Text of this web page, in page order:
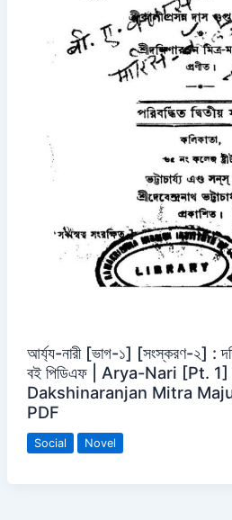
আর্য্য-নারী [ভাগ-১] [সংস্করণ-২] :
বই পিডিএফ | Arya-Nari [Pt.
Dakshinaranjan Mitra
PDF
Social Novel